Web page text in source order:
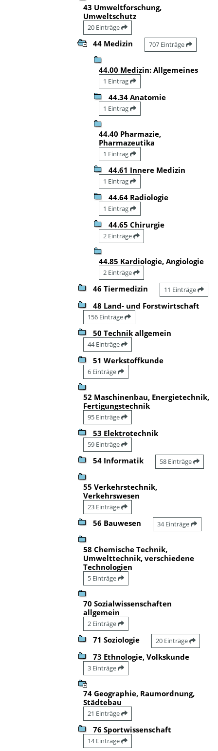
43 Umweltforschung,
Umweltschutz
20 Einträge
44 Medizin 707 Einträge
44.00 Medizin: Allgemeines
1 Eintrag
44.34 Anatomie
1 Eintrag
44.40 Pharmazie,
Pharmazeutika
1 Eintrag
44.61 Innere Medizin
1 Eintrag
44.64 Radiologie
1 Eintrag
44.65 Chirurgie
2 Einträge
44.85 Kardiologie, Angiologie
2 Einträge
46 Tiermedizin 11 Einträge
48 Land- und Forstwirtschaft
156 Einträge
50 Technik allgemein
44 Einträge
51 Werkstoffkunde
6 Einträge
52 Maschinenbau, Energietechnik,
Fertigungstechnik
95 Einträge
53 Elektrotechnik
59 Einträge
54 Informatik 58 Einträge
55 Verkehrstechnik,
Verkehrswesen
23 Einträge
56 Bauwesen 34 Einträge
58 Chemische Technik,
Umwelttechnik, verschiedene
Technologien
5 Einträge
70 Sozialwissenschaften
allgemein
2 Einträge
71 Soziologie 20 Einträge
73 Ethnologie, Volkskunde
3 Einträge
74 Geographie, Raumordnung,
Städtebau
21 Einträge
76 Sportwissenschaft
14 Einträge